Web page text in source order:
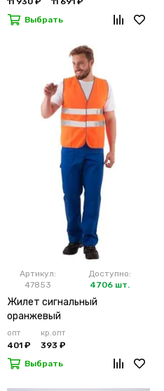
Выбрать
Артикул:
47853
Доступно:
4706 шт.
Жилет сигнальный
оранжевый
опт
401 ₽
кр.опт
393 ₽
Выбрать